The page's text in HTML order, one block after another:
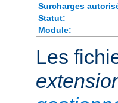
Surcharges
Statut:
Module:
Les